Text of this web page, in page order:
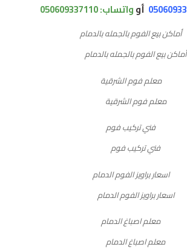
أوواتساب:050609337110
أماكن بيع الفوم بالجمله بالدمام
معلم فوم الشرقية
فني تركيب فوم
اسعار براويز الفوم الدمام
معلم اصباغ الدمام